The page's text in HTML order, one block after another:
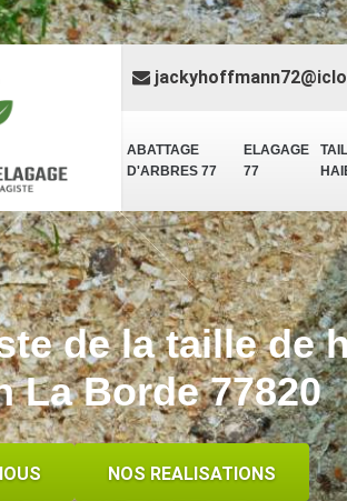
ABATTAGE
D'ARBRES 77
ELAGAGE
77
de la taille de
La Borde 77820
NOS REALISATIONS